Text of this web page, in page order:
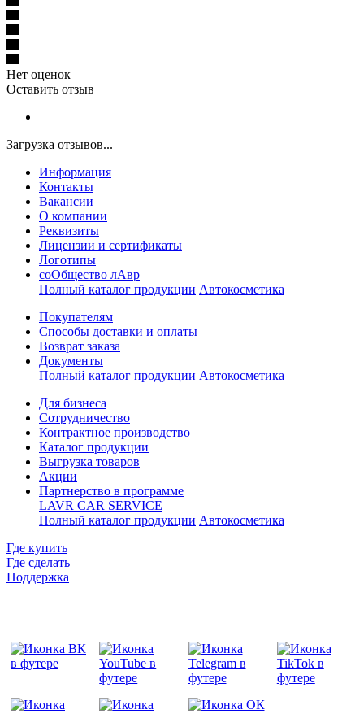
Нет оценок
Оставить отзыв
Загрузка отзывов...
Информация
Контакты
Вакансии
О компании
Реквизиты
Лицензии и сертификаты
Логотипы
соОбщество лАвр
Полный каталог продукции Автокосметика
Покупателям
Способы доставки и оплаты
Возврат заказа
Документы
Полный каталог продукции Автокосметика
Для бизнеса
Сотрудничество
Контрактное производcтво
Каталог продукции
Выгрузка товаров
Акции
Партнерство в программе
LAVR CAR SERVICE
Полный каталог продукции Автокосметика
Где купить
Где сделать
Поддержка